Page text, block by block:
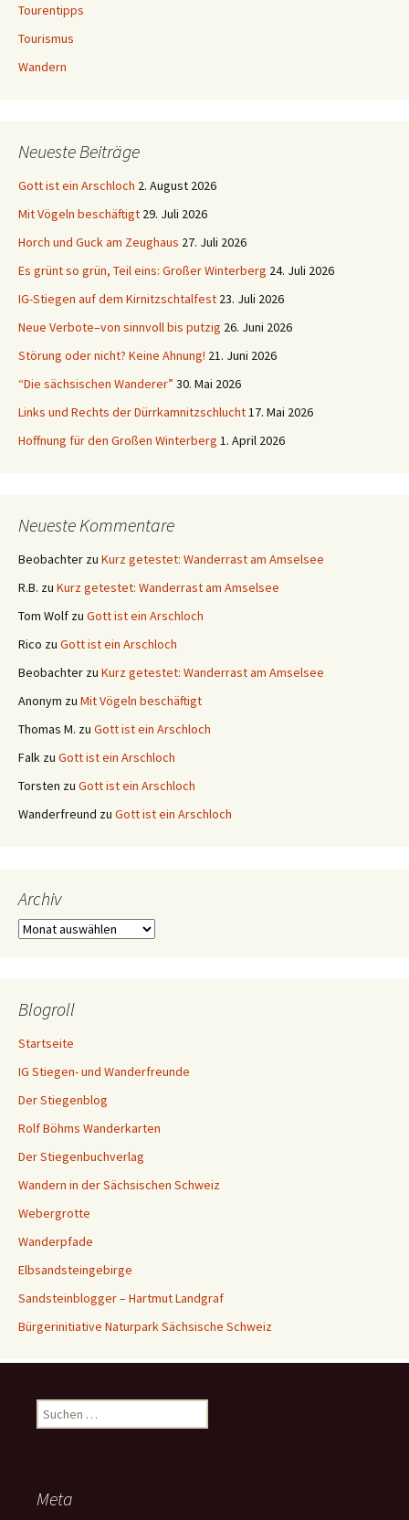
Tourentipps
Tourismus
Wandern
Neueste Beiträge
Gott ist ein Arschloch 2. August 2026
Mit Vögeln beschäftigt 29. Juli 2026
Horch und Guck am Zeughaus 27. Juli 2026
Es grünt so grün, Teil eins: Großer Winterberg 24. Juli 2026
IG-Stiegen auf dem Kirnitzschtalfest 23. Juli 2026
Neue Verbote–von sinnvoll bis putzig 26. Juni 2026
Störung oder nicht? Keine Ahnung! 21. Juni 2026
“Die sächsischen Wanderer” 30. Mai 2026
Links und Rechts der Dürrkamnitzschlucht17. Mai 2026
Hoffnung für den Großen Winterberg 1. April 2026
Neueste Kommentare
Beobachter zu Kurz getestet: Wanderrast am Amselsee
R.B. zu Kurz getestet: Wanderrast am Amselsee
Tom Wolf zu Gott ist ein Arschloch
Rico zu Gott ist ein Arschloch
Beobachter zu Kurz getestet: Wanderrast am Amselsee
Anonym zu Mit Vögeln beschäftigt
Thomas M. zu Gott ist ein Arschloch
Falk zu Gott ist ein Arschloch
Torsten zu Gott ist ein Arschloch
Wanderfreund zu Gott ist ein Arschloch
Archiv
Archiv
Blogroll
Startseite
IG Stiegen- und Wanderfreunde
Der Stiegenblog
Rolf Böhms Wanderkarten
Der Stiegenbuchverlag
Wandern in der Sächsischen Schweiz
Webergrotte
Wanderpfade
Elbsandsteingebirge
Sandsteinblogger – Hartmut Landgraf
Bürgerinitiative Naturpark Sächsische Schweiz
Suchen
nach:
Meta